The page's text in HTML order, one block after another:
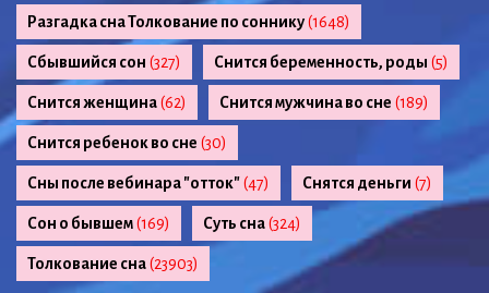
Разгадка сна Толкование по соннику(1648)
Сбывшийся сон (327) Снится беременность, роды (5)
Снится женщина(62) Снится мужчина во сне (189)
Снится ребенок во сне (30)
Сны после вебинара "отток"(47) Снятся деньги (7)
Сон о бывшем(169) Суть сна(324)
Толкование сна(23903)